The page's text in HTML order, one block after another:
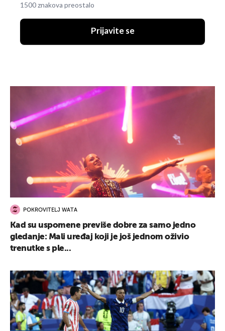
1500 znakova preostalo
Prijavite se
POKROVITELJ WATA
Kad su uspomene previše dobre za samo jedno
gledanje: Mali uređaj koji je još jednom oživio
trenutke s ple...